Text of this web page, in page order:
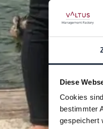
Diese
Cookies
bestimmter
gespeichert